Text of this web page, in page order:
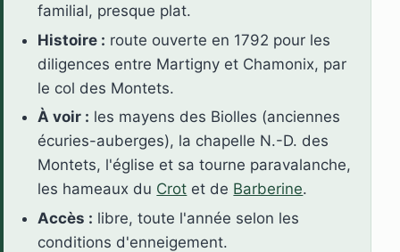
familial, presque plat.
Histoire : route ouverte en 1792 pour les
diligences entre Martigny et Chamonix, par
le col des Montets.
À voir : les mayens des Biolles (anciennes
écuries-auberges), la chapelle N.-D. des
Montets, l'église et sa tourne paravalanche,
les hameaux du Crot et de Barberine.
Accès : libre, toute l'année selon les
conditions d'enneigement.